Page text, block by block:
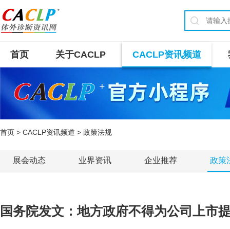
首页 关于CACLP CACLP资讯频道
首页 > CACLP资讯频道 > 政策法规
展会动态 业界资讯 企业推荐 政策
国务院发文：地方政府不得为公司上市